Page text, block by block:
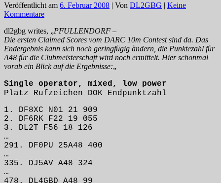
Veröffentlicht am 6. Februar 2008 | Von DL2GBG | Keine
Kommentare
dl2gbg writes, „PFULLENDORF –
Die ersten Claimed Scores vom DARC 10m Contest sind da. Das
Endergebnis kann sich noch geringfügig ändern, die Punktezahl für
A48 für die Clubmeisterschaft wird noch ermittelt. Hier schonmal
vorab ein Blick auf die Ergebnisse:„
Single operator, mixed, low power
Platz Rufzeichen DOK Endpunktzahl
1. DF8XC N01 21 909
2. DF6RK F22 19 055
3. DL2T F56 18 126
…
291. DF0PU 25A48 400
…
335. DJ5AV A48 324
…
478. DL4GBD A48 99